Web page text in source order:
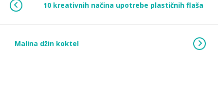
10 kreativnih načina upotrebe plastičnih flaša
Malina džin koktel